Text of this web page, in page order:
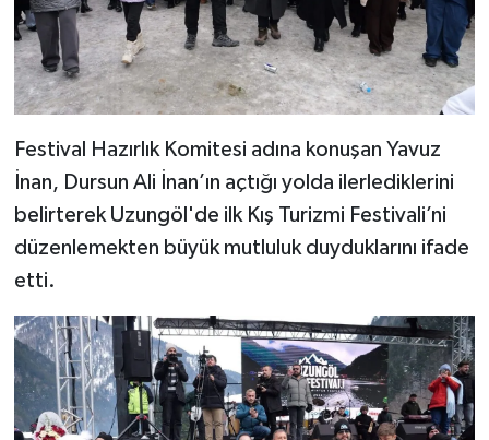
Festival Hazırlık Komitesi adına konuşan Yavuz
İnan, Dursun Ali İnan’ın açtığı yolda ilerlediklerini
belirterek Uzungöl'de ilk Kış Turizmi Festivali’ni
düzenlemekten büyük mutluluk duyduklarını ifade
etti.